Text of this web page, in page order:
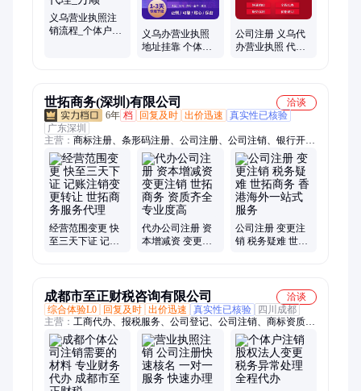
义乌营业执照注
销流程_个体户注
义乌办营业执照
地址挂靠 个体户
公司注册 义乌代
办营业执照 代理
世拓商务(深圳)有限公司
洽谈
6年 档 回复及时 出价迅速
真实性已核验
广东深圳
主营： 商标注册、条形码注册、公司注册、公司注销、银行开
户、公司变更
经营范围变更 快
至三天下证 记账
代办公司注册 资
本增减资 变更注
公司注册 变更注
销 税务疑难 世拓
成都市至正财税咨询有限公司
洽谈
综合体验L0
回复及时 出价迅速 真实性已核验
四川成都
主营： 工商代办、报税服务、公司登记、公司注销、商标资质、
变更代办、税务代办、公司商标、报税处理、注册公司、注册个
体、代理记账、代理报税、地址托管、公司变更、银行开户、公
司注册、纳税申报、财税合规、财税咨询、纳税自查、工商年
报、商标注册、地址变更、民办企业注册